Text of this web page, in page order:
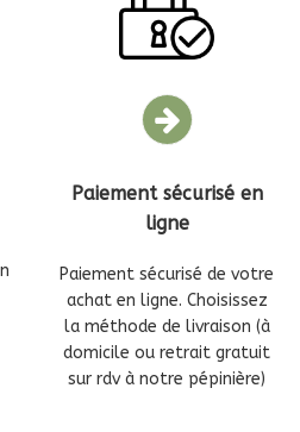
Paiement sécurisé en
ligne
Paiement sécurisé de votre
achat en ligne. Choisissez
la méthode de livraison (à
domicile ou retrait gratuit
sur rdv à notre pépinière)